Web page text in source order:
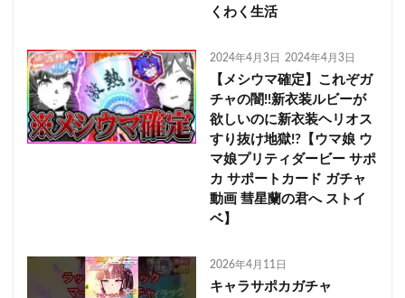
くわく生活
2024年4月3日 2024年4月3日
【メシウマ確定】これぞガ
チャの闇!!新衣装ルビーが
欲しいのに新衣装ヘリオス
すり抜け地獄!?【ウマ娘 ウ
マ娘プリティダービー サポ
カ サポートカード ガチャ
動画 彗星蘭の君へ ストイ
ベ】
2026年4月11日
キャラサポカガチャ